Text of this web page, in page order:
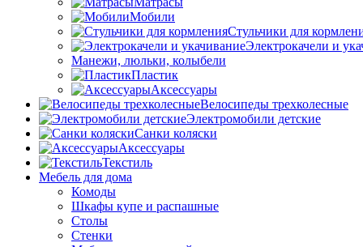
Мобили
Стульчики для
Электрокачели и
Манежи, люльки, колыбели
Пластик
Аксессуары
Велосипеды трехколесные
Электромобили детские
Санки коляски
Аксессуары
Текстиль
Мебель для дома
Комоды
Шкафы купе и распашные
Столы
Стенки